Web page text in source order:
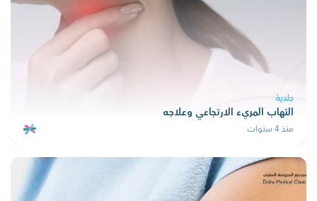
جلدية
التهاب المريء الارتجاعي وعلاجه
منذ 4 سنوات